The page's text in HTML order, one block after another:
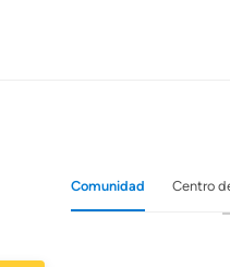
Comunidad Centro